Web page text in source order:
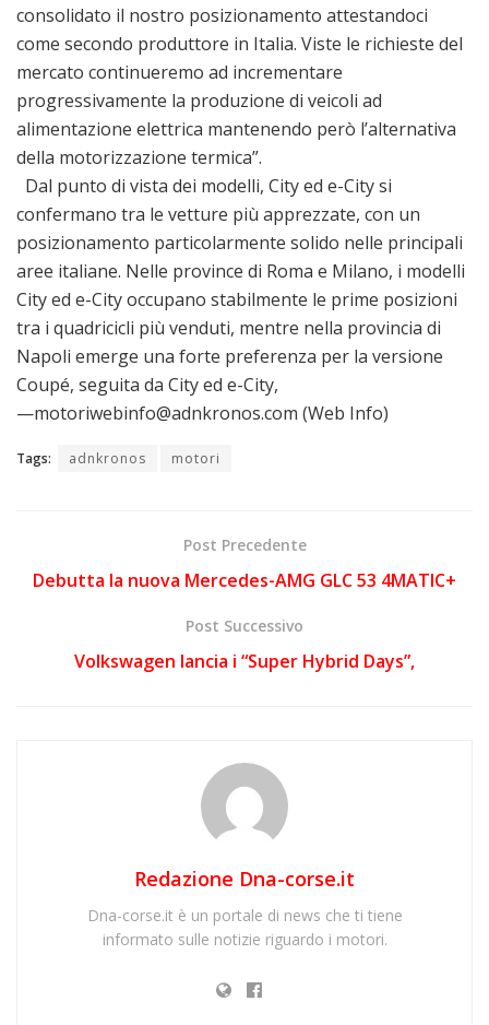
consolidato il nostro posizionamento attestandoci
come secondo produttore in Italia. Viste le richieste del
mercato continueremo ad incrementare
progressivamente la produzione di veicoli ad
alimentazione elettrica mantenendo però l’alternativa
della motorizzazione termica”.
Dal punto di vista dei modelli, City ed e-City si
confermano tra le vetture più apprezzate, con un
posizionamento particolarmente solido nelle principali
aree italiane. Nelle province di Roma e Milano, i modelli
City ed e-City occupano stabilmente le prime posizioni
tra i quadricicli più venduti, mentre nella provincia di
Napoli emerge una forte preferenza per la versione
Coupé, seguita da City ed e-City,
—motoriwebinfo@adnkronos.com (Web Info)
Tags: adnkronos motori
Post Precedente
Debutta la nuova Mercedes-AMG GLC 53 4MATIC+
Post Successivo
Volkswagen lancia i “Super Hybrid Days”,
Redazione Dna-corse.it
Dna-corse.it è un portale di news che ti tiene
informato sulle notizie riguardo i motori.